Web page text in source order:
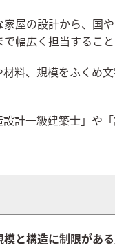
屋の設計から、国
幅広く担当すること
料、規模をふくめ文
計一級建築士」や
模と構造に制限がある